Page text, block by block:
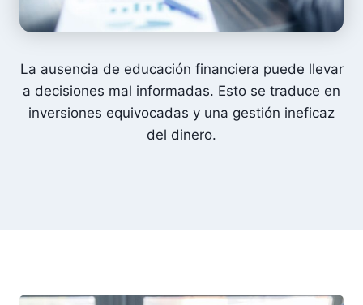
La ausencia de educación financiera puede llevar
a decisiones mal informadas. Esto se traduce en
inversiones equivocadas y una gestión ineficaz
del dinero.